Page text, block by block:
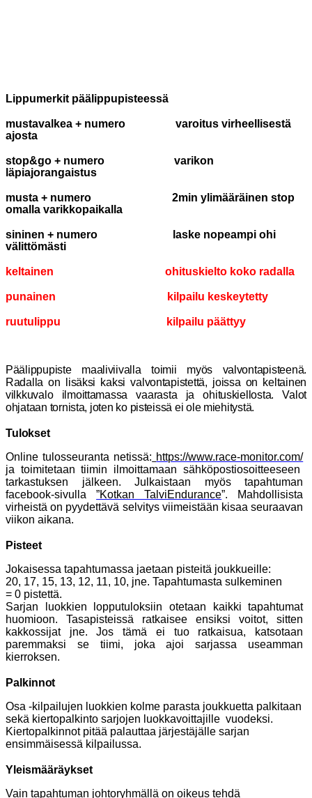
Lippumerkit päälippupisteessä
mustavalkea + numero varoitus virheellisestä
ajosta
stop&go + numero varikon
läpiajorangaistus
musta + numero 2min ylimääräinen stop
omalla varikkopaikalla
sininen + numero laske nopeampi ohi
välittömästi
keltainen ohituskielto koko radalla
punainen kilpailu keskeytetty
ruutulippu kilpailu päättyy
Päälippupiste maaliviivalla toimii myös valvontapisteenä.
Radalla on lisäksi kaksi valvontapistettä, joissa on keltainen
vilkkuvalo ilmoittamassa vaarasta ja ohituskiellosta. Valot
ohjataan tornista, joten ko pisteissä ei ole miehitystä.
Tulokset
Online tulosseuranta netissä: https://www.race-monitor.com/
ja toimitetaan tiimin ilmoittamaan sähköpostiosoitteeseen
tarkastuksen jälkeen. Julkaistaan myös tapahtuman
facebook-sivulla”Kotkan TalviEndurance”. Mahdollisista
virheistä on pyydettävä selvitys viimeistään kisaa seuraavan
viikon aikana.
Pisteet
Jokaisessa tapahtumassa jaetaan pisteitä joukkueille:
20, 17, 15, 13, 12, 11, 10, jne. Tapahtumasta sulkeminen
= 0 pistettä.
Sarjan luokkien lopputuloksiin otetaan kaikki tapahtumat
huomioon. Tasapisteissä ratkaisee ensiksi voitot, sitten
kakkossijat jne. Jos tämä ei tuo ratkaisua, katsotaan
paremmaksi se tiimi, joka ajoi sarjassa useamman
kierroksen.
Palkinnot
Osa -kilpailujen luokkien kolme parasta joukkuetta palkitaan
sekä kiertopalkinto sarjojen luokkavoittajille vuodeksi.
Kiertopalkinnot pitää palauttaa järjestäjälle sarjan
ensimmäisessä kilpailussa.
Yleismääräykset
Vain tapahtuman johtoryhmällä on oikeus tehdä